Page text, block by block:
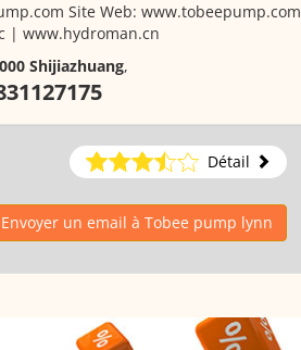
Site Web: www.tobeepump.com
| www.hydroman.cn
Shijiazhuang,
Détail
Envoyer un email à Tobee pump lynn